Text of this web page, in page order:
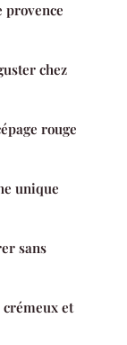
provence
chez
rouge
unique
sans
et